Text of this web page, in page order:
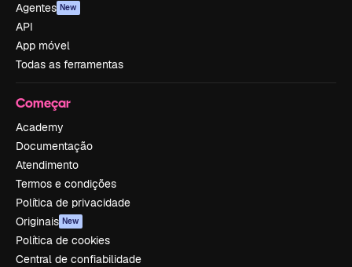
Agentes New
API
App móvel
Todas as ferramentas
Começar
Academy
Documentação
Atendimento
Termos e condições
Política de privacidade
Originais New
Política de cookies
Central de confiabilidade